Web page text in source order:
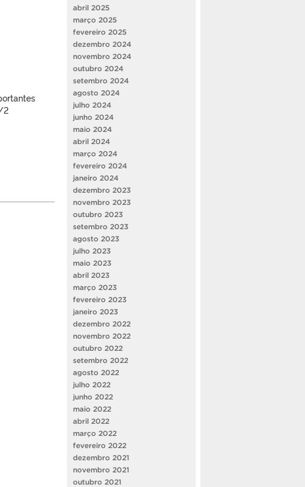
2
abril 2025
março 2025
fevereiro 2025
dezembro 2024
novembro 2024
outubro 2024
setembro 2024
agosto 2024
julho 2024
junho 2024
maio 2024
abril 2024
março 2024
fevereiro 2024
janeiro 2024
dezembro 2023
novembro 2023
outubro 2023
setembro 2023
agosto 2023
julho 2023
maio 2023
abril 2023
março 2023
fevereiro 2023
janeiro 2023
dezembro 2022
novembro 2022
outubro 2022
setembro 2022
agosto 2022
julho 2022
junho 2022
maio 2022
abril 2022
março 2022
fevereiro 2022
dezembro 2021
novembro 2021
outubro 2021